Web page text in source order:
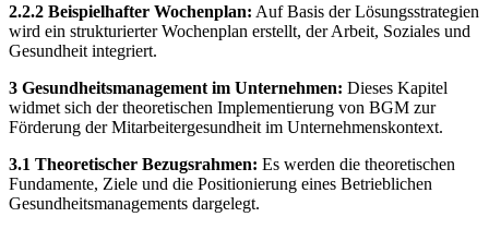
2.2.2 Beispielhafter Wochenplan: Auf Basis der Lösungsstrategien
wird ein strukturierter Wochenplan erstellt, der Arbeit, Soziales und
Gesundheit integriert.
3 Gesundheitsmanagement im Unternehmen: Dieses Kapitel
widmet sich der theoretischen Implementierung von BGM zur
Förderung der Mitarbeitergesundheit im Unternehmenskontext.
3.1 Theoretischer Bezugsrahmen: Es werden die theoretischen
Fundamente, Ziele und die Positionierung eines Betrieblichen
Gesundheitsmanagements dargelegt.